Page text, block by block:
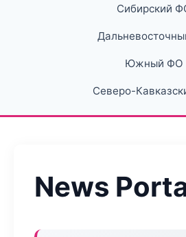
Сибирский
Южный ФО
Северо-
News